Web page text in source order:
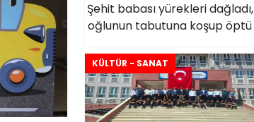
Şehit babası yürekleri dağladı,
oğlunun tabutuna koşup öptü
KÜLTÜR - SANAT